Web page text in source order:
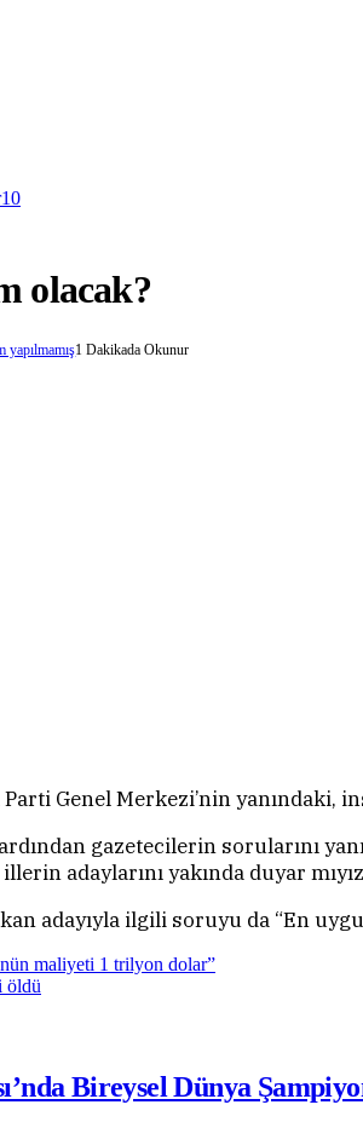
olacak?
yapılmamış1 Dakikada Okunur
Genel Merkezi’nin yanındaki,
gazetecilerin sorularını
adaylarını yakında duyar
adayıyla ilgili soruyu da “En
maliyeti 1 trilyon dolar”
öldü
Bireysel Dünya